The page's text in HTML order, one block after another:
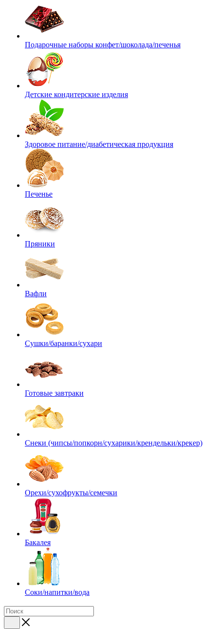
Подарочные наборы конфет/шоколада/печенья
Детские кондитерские изделия
Здоровое питание/диабетическая продукция
Печенье
Пряники
Вафли
Сушки/баранки/сухари
Готовые завтраки
Снеки (чипсы/попкорн/сухарики/крендельки/крекер)
Орехи/сухофрукты/семечки
Бакалея
Соки/напитки/вода